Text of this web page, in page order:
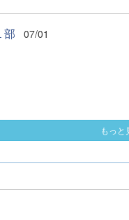
部 07/01
もっと